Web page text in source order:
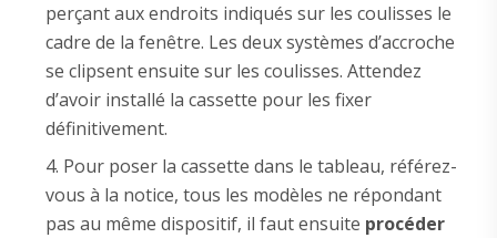
perçant aux endroits indiqués sur les coulisses le
cadre de la fenêtre. Les deux systèmes d’accroche
se clipsent ensuite sur les coulisses. Attendez
d’avoir installé la cassette pour les fixer
définitivement.
Pour poser la cassette dans le tableau, référez-
vous à la notice, tous les modèles ne répondant
pas au même dispositif, il faut ensuite procéder